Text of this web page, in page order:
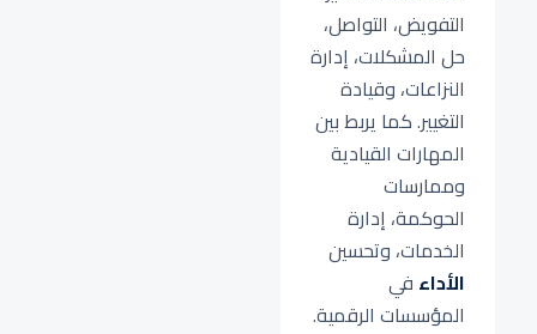
التفويض، التواصل،
حل المشكلات، إدارة
النزاعات، وقيادة
التغيير. كما يربط بين
المهارات القيادية
وممارسات
الحوكمة، إدارة
الخدمات، وتحسين
الأداء في
المؤسسات الرقمية.